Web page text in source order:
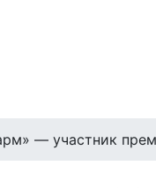
— участник